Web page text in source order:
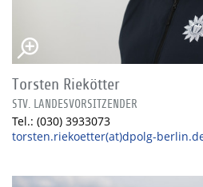
Torsten Riekötter
STV. LANDESVORSITZENDER
Tel.: (030) 3933073
torsten.riekoetter(at)dpolg-